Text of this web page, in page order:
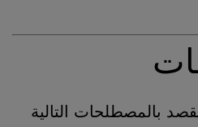
بالمصطلحات التالية